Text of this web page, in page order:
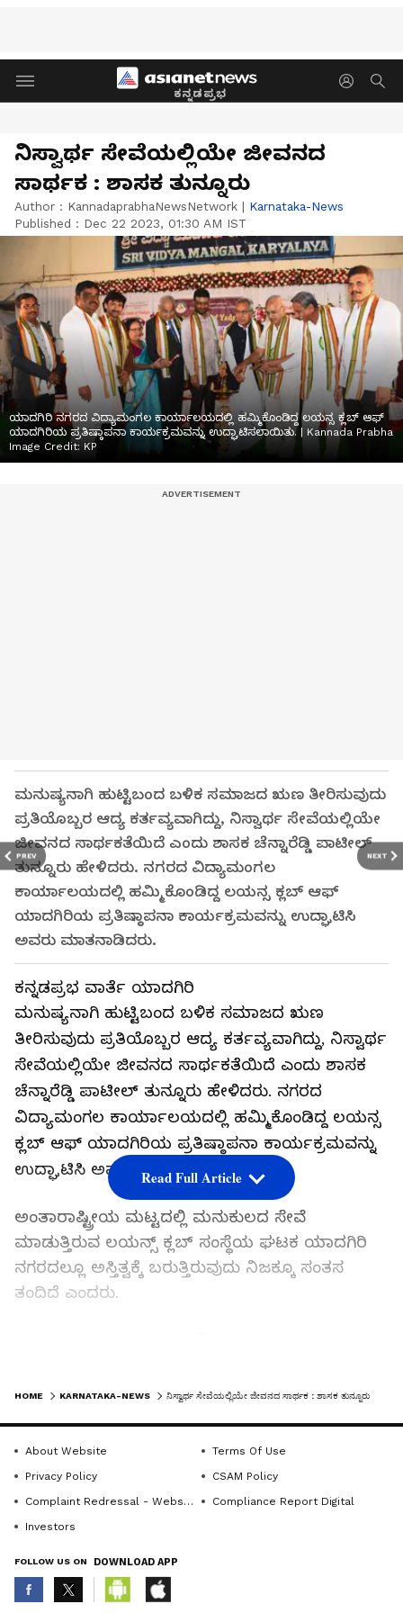
ಕನ್ನಡಪ್ರಭ
PREV NEXT
ನಿಸ್ವಾರ್ಥ ಸೇವೆಯಲ್ಲಿಯೇ ಜೀವನದ
ಸಾರ್ಥಕ : ಶಾಸಕ ತುನ್ನೂರು
Author : KannadaprabhaNewsNetwork | Karnataka-News
Published : Dec 22 2023, 01:30 AM IST
ಯಾದಗಿರಿ ನಗರದ ವಿದ್ಯಾಮಂಗಲ ಕಾರ್ಯಾಲಯದಲ್ಲಿ ಹಮ್ಮಿಕೊಂಡಿದ್ದ ಲಯನ್ಸ ಕ್ಲಬ್ ಆಫ್
ಯಾದಗಿರಿಯ ಪ್ರತಿಷ್ಠಾಪನಾ ಕಾರ್ಯಕ್ರಮವನ್ನು ಉದ್ಘಾಟಿಸಲಾಯಿತು. | Kannada Prabha
Image Credit: KP
ಮನುಷ್ಯನಾಗಿ ಹುಟ್ಟಿಬಂದ ಬಳಿಕ ಸಮಾಜದ ಋಣ ತೀರಿಸುವುದು
ಪ್ರತಿಯೊಬ್ಬರ ಆದ್ಯ ಕರ್ತವ್ಯವಾಗಿದ್ದು, ನಿಸ್ವಾರ್ಥ ಸೇವೆಯಲ್ಲಿಯೇ
ಜೀವನದ ಸಾರ್ಥಕತೆಯಿದೆ ಎಂದು ಶಾಸಕ ಚೆನ್ನಾರೆಡ್ಡಿ ಪಾಟೀಲ್
ತುನ್ನೂರು ಹೇಳಿದರು. ನಗರದ ವಿದ್ಯಾಮಂಗಲ
ಕಾರ್ಯಾಲಯದಲ್ಲಿ ಹಮ್ಮಿಕೊಂಡಿದ್ದ ಲಯನ್ಸ ಕ್ಲಬ್ ಆಫ್
ಯಾದಗಿರಿಯ ಪ್ರತಿಷ್ಠಾಪನಾ ಕಾರ್ಯಕ್ರಮವನ್ನು ಉದ್ಘಾಟಿಸಿ
ಅವರು ಮಾತನಾಡಿದರು.
ಕನ್ನಡಪ್ರಭ ವಾರ್ತೆ ಯಾದಗಿರಿ
ಮನುಷ್ಯನಾಗಿ ಹುಟ್ಟಿಬಂದ ಬಳಿಕ ಸಮಾಜದ ಋಣ
ತೀರಿಸುವುದು ಪ್ರತಿಯೊಬ್ಬರ ಆದ್ಯ ಕರ್ತವ್ಯವಾಗಿದ್ದು, ನಿಸ್ವಾರ್ಥ
ಸೇವೆಯಲ್ಲಿಯೇ ಜೀವನದ ಸಾರ್ಥಕತೆಯಿದೆ ಎಂದು ಶಾಸಕ
ಚೆನ್ನಾರೆಡ್ಡಿ ಪಾಟೀಲ್ ತುನ್ನೂರು ಹೇಳಿದರು. ನಗರದ
ವಿದ್ಯಾಮಂಗಲ ಕಾರ್ಯಾಲಯದಲ್ಲಿ ಹಮ್ಮಿಕೊಂಡಿದ್ದ ಲಯನ್ಸ
ಕ್ಲಬ್ ಆಫ್ ಯಾದಗಿರಿಯ ಪ್ರತಿಷ್ಠಾಪನಾ ಕಾರ್ಯಕ್ರಮವನ್ನು
ಉದ್ಘಾಟಿಸಿ ಅವರು ಮಾತನಾಡಿದರು.
ಅಂತಾರಾಷ್ಟ್ರೀಯ ಮಟ್ಟದಲ್ಲಿ ಮನುಕುಲದ ಸೇವೆ
ಮಾಡುತ್ತಿರುವ ಲಯನ್ಸ್ ಕ್ಲಬ್ ಸಂಸ್ಥೆಯ ಘಟಕ ಯಾದಗಿರಿ
ನಗರದಲ್ಲೂ ಅಸ್ತಿತ್ವಕ್ಕೆ ಬರುತ್ತಿರುವುದು ನಿಜಕ್ಕೂ ಸಂತಸ
ತಂದಿದೆ ಎಂದರು.
ಕಳಕಳಿಯುಳ್ಳ ವ್ಯಕ್ತಿಗಳು ಸೇರಿ ಹುಟ್ಟು ಹಾಕಿರುವ ಲಯನ್ಸ್
ಗಡಿಗೆ ಹೊಂದಿಕೊಂಡಿರುವ ನಮ್ಮ ಜಿಲ್ಲೆಯ ಆರೋಗ್ಯ ಹಾಗೂ
ಶಿಕ್ಷಣ ಕ್ಷೇತ್ರದ ಜಾಗೃತಿಗೆ ಕ್ಲಬ್ ಶ್ರಮಿಸಲಿ ಎಂದರು.
ಸಹಕಾರ ನೀಡಲು ಸದಾ ಸಿದ್ಧ ಎಂದರು.
Read Full Article
HOME KARNATAKA-NEWS ನಿಸ್ವಾರ್ಥ ಸೇವೆಯಲ್ಲಿಯೇ ಜೀವನದ ಸಾರ್ಥಕ : ಶಾಸಕ ತುನ್ನೂರು
About Website
Terms Of Use
Privacy Policy
CSAM Policy
Complaint Redressal - Website
Compliance Report Digital
Investors
FOLLOW US ON DOWNLOAD APP